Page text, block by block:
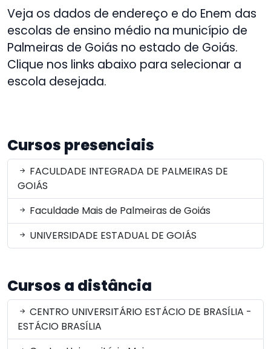
Veja os dados de endereço e do Enem das
escolas de ensino médio na município de
Palmeiras de Goiás no estado de Goiás.
Clique nos links abaixo para selecionar a
escola desejada.
Cursos presenciais
FACULDADE INTEGRADA DE PALMEIRAS DE
GOIÁS
Faculdade Mais de Palmeiras de Goiás
UNIVERSIDADE ESTADUAL DE GOIÁS
Cursos a distância
CENTRO UNIVERSITÁRIO ESTÁCIO DE BRASÍLIA -
ESTÁCIO BRASÍLIA